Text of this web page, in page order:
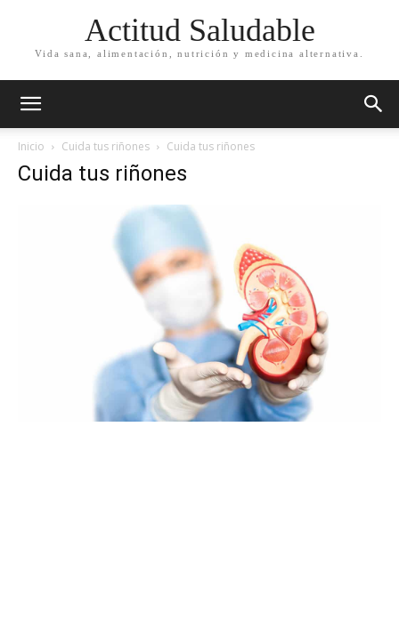
Actitud Saludable
Vida sana, alimentación, nutrición y medicina alternativa.
Inicio Cuida tus riñones Cuida tus riñones
Cuida tus riñones